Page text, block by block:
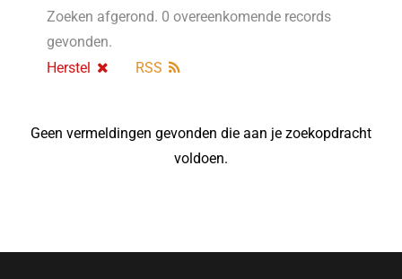
Zoeken afgerond. 0 overeenkomende records
gevonden.
Herstel
RSS
Geen vermeldingen gevonden die aan je zoekopdracht
voldoen.